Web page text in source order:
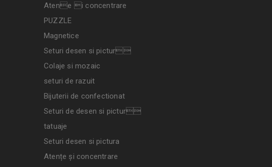
Atene i concentrare
PUZZLE
Magnetice
Seturi desen si pictur
Colaje si mozaic
seturi de razuit
Bijuterii de confectionat
Seturi de desen si pictur
tatuaje
Seturi desen si pictura
Atențe și concentrare